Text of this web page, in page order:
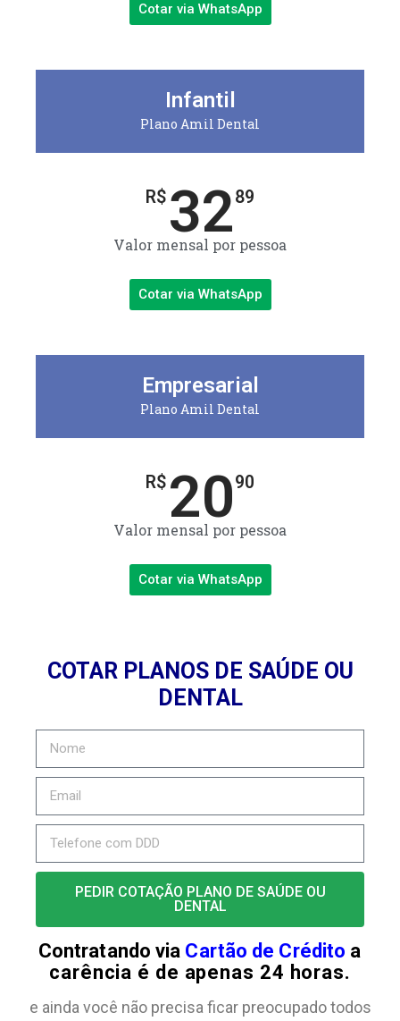
Cotar via WhatsApp
Infantil
Plano Amil Dental
R$ 3289
Valor mensal por pessoa
Cotar via WhatsApp
Empresarial
Plano Amil Dental
R$ 2090
Valor mensal por pessoa
Cotar via WhatsApp
COTAR PLANOS DE SAÚDE OU
DENTAL
PEDIR COTAÇÃO PLANO DE SAÚDE OU
DENTAL
Contratando via Cartão de Crédito a
carência é de apenas 24 horas.
e ainda você não precisa ficar preocupado todos